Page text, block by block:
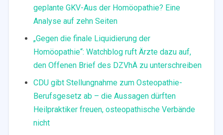
geplante GKV-Aus der Homöopathie? Eine
Analyse auf zehn Seiten
„Gegen die finale Liquidierung der
Homöopathie“: Watchblog ruft Ärzte dazu auf,
den Offenen Brief des DZVhÄ zu unterschreiben
CDU gibt Stellungnahme zum Osteopathie-
Berufsgesetz ab – die Aussagen dürften
Heilpraktiker freuen, osteopathische Verbände
nicht